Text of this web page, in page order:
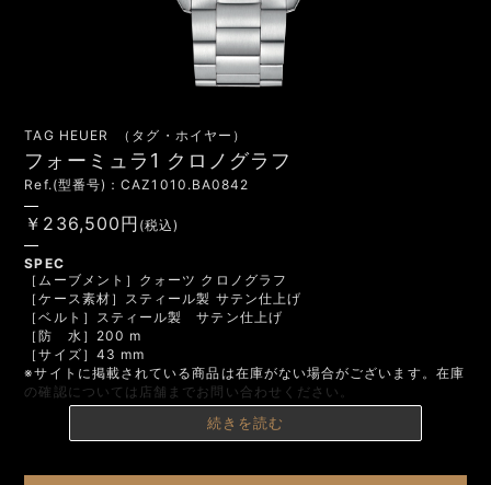
TAG HEUER （タグ・ホイヤー）
フォーミュラ1 クロノグラフ
Ref.(型番号)：CAZ1010.BA0842
￥236,500円 (税込)
SPEC
続きを読む
［ムーブメント］クォーツ クロノグラフ
［ケース素材］スティール製 サテン仕上げ
［ベルト］スティール製 サテン仕上げ
［防 水］200 m
［サイズ］43 mm
※サイトに掲載されている商品は在庫がない場合がございます。在庫
の確認については店舗までお問い合わせください。